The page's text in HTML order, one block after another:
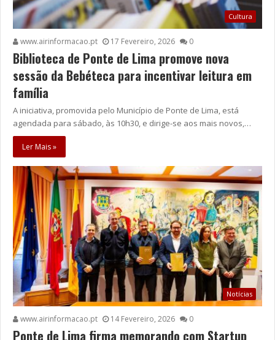
Cultura
www.airinformacao.pt 17 Fevereiro, 2026 0
Biblioteca de Ponte de Lima promove nova
sessão da Bebéteca para incentivar leitura em
família
A iniciativa, promovida pelo Município de Ponte de Lima, está
agendada para sábado, às 10h30, e dirige-se aos mais novos,…
Ler Mais »
Notícias
www.airinformacao.pt 14 Fevereiro, 2026 0
Ponte de Lima firma memorando com Startup